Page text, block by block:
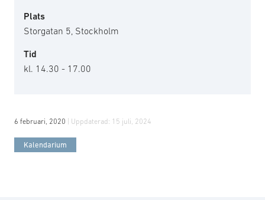
Plats
Storgatan 5, Stockholm
Tid
kl. 14.30 - 17.00
6 februari, 2020 | Uppdaterad: 15 juli, 2024
Kalendarium